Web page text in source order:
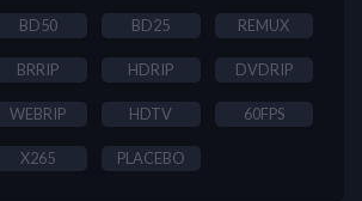
BD50 BD25 REMUX
BRRIP HDRIP DVDRIP
WEBRIP HDTV 60FPS
X265 PLACEBO